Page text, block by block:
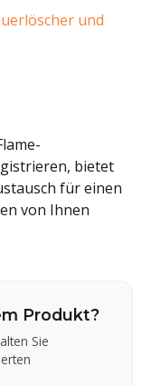
und
bietet
für einen
von Ihnen
Produkt?
Sie